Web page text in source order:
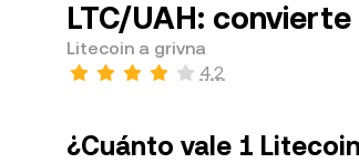
LTC/UAH:
Litecoin a grivna
4.2
¿Cuánto vale 1